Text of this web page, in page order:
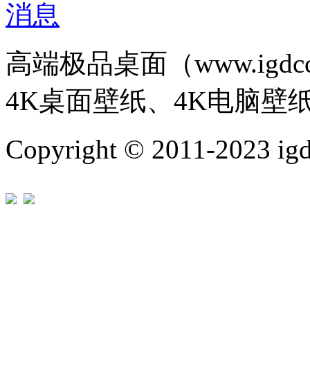
高端极品桌面（
4K桌面壁纸、4K电脑壁
Copyright © 2011-2023